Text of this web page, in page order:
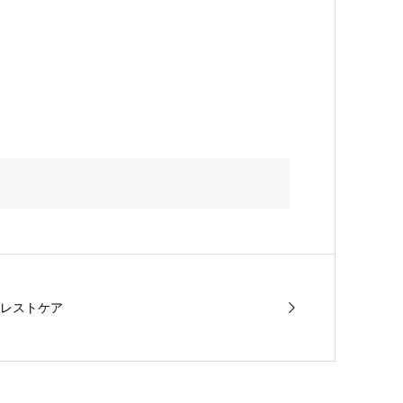
ストケア